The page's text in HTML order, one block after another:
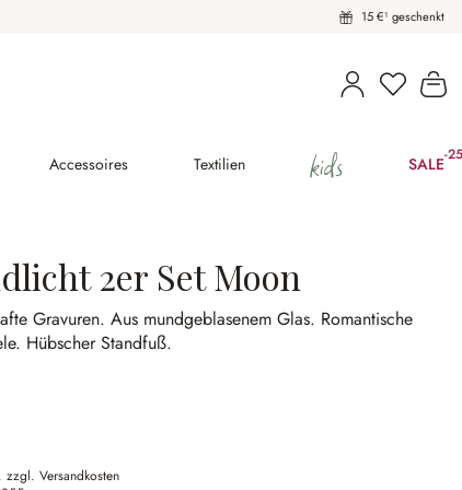
15 €¹ geschenkt
Du hast
Accessoires Textilien kids SALE-
2er Set Moon
Gravuren.Aus mundgeblasenem Glas. Romantische
Hübscher Standfuß.
zzgl. Versandkosten